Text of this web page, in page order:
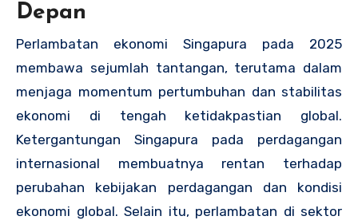
Depan
Perlambatan ekonomi Singapura pada 2025
membawa sejumlah tantangan, terutama dalam
menjaga momentum pertumbuhan dan stabilitas
ekonomi di tengah ketidakpastian global.
Ketergantungan Singapura pada perdagangan
internasional membuatnya rentan terhadap
perubahan kebijakan perdagangan dan kondisi
ekonomi global. Selain itu, perlambatan di sektor